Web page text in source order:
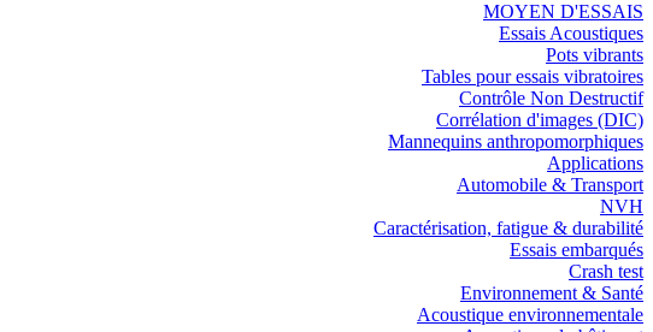
MOYEN D'ESSAIS
Essais Acoustiques
Pots vibrants
Tables pour essais vibratoires
Contrôle Non Destructif
Corrélation d'images (DIC)
Mannequins anthropomorphiques
Applications
Automobile & Transport
NVH
Caractérisation, fatigue & durabilité
Essais embarqués
Crash test
Environnement & Santé
Acoustique environnementale